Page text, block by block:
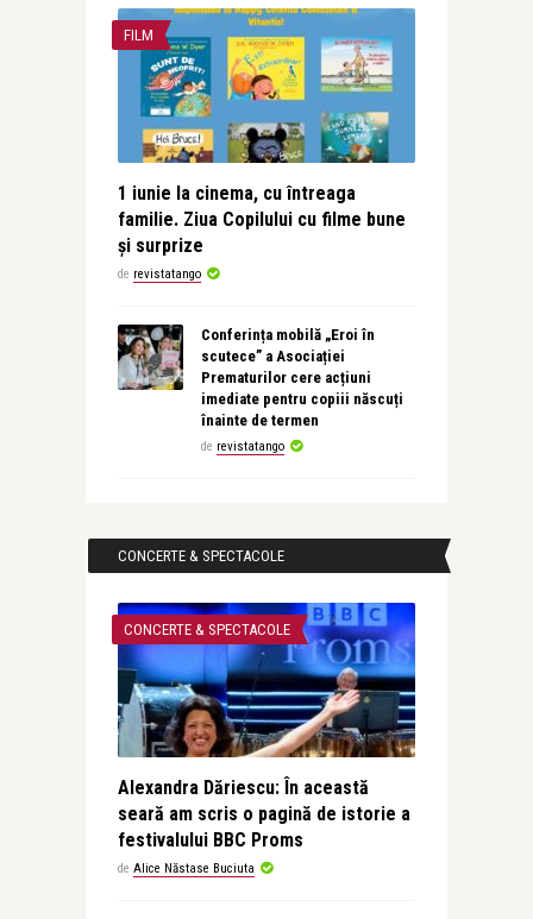
FILM
1 iunie la cinema, cu întreaga
familie. Ziua Copilului cu filme bune
și surprize
de revistatango
Conferința mobilă „Eroi în
scutece” a Asociației
Prematurilor cere acțiuni
imediate pentru copiii născuți
înainte de termen
de revistatango
CONCERTE & SPECTACOLE
CONCERTE & SPECTACOLE
Alexandra Dăriescu: În această
seară am scris o pagină de istorie a
festivalului BBC Proms
de Alice Năstase Buciuta